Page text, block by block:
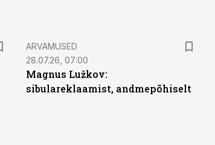
ARVAMUSED
28.07.26, 07:00
Magnus Lužkov:
sibulareklaamist, andmepõhiselt